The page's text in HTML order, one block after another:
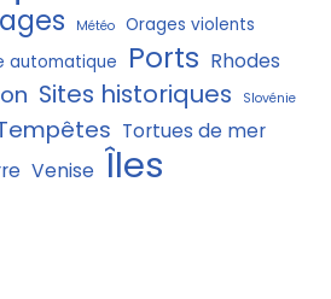
Météo Orages violents
automatique Ports Rhodes
Sites historiques
Slovénie
Tortues de mer
Venise Îles